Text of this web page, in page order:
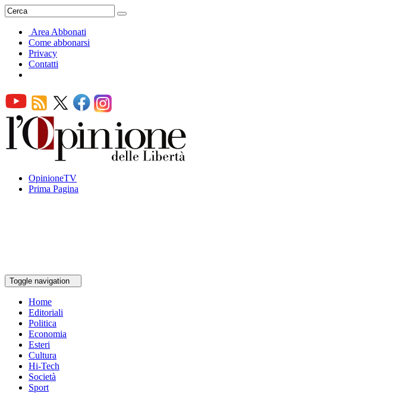
Area Abbonati
Come abbonarsi
Privacy
Contatti
OpinioneTV
Prima Pagina
Toggle navigation
Home
Editoriali
Politica
Economia
Esteri
Cultura
Hi-Tech
Società
Sport